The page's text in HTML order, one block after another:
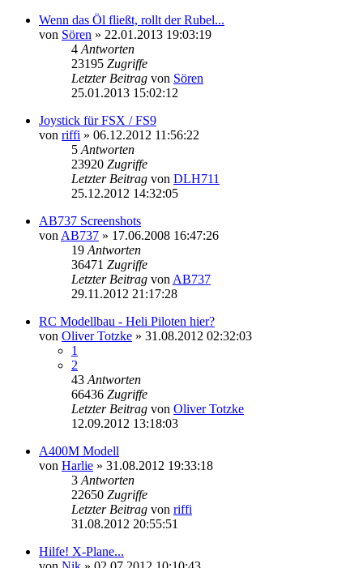
Wenn das Öl fließt, rollt der Rubel...
von Sören » 22.01.2013 19:03:19
4 Antworten
23195 Zugriffe
Letzter Beitrag von Sören
25.01.2013 15:02:12
Joystick für FSX / FS9
von riffi » 06.12.2012 11:56:22
5 Antworten
23920 Zugriffe
Letzter Beitrag von DLH711
25.12.2012 14:32:05
AB737 Screenshots
von AB737 » 17.06.2008 16:47:26
19 Antworten
36471 Zugriffe
Letzter Beitrag von AB737
29.11.2012 21:17:28
RC Modellbau - Heli Piloten hier?
von Oliver Totzke » 31.08.2012 02:32:03
1
2
43 Antworten
66436 Zugriffe
Letzter Beitrag von Oliver Totzke
12.09.2012 13:18:03
A400M Modell
von Harlie » 31.08.2012 19:33:18
3 Antworten
22650 Zugriffe
Letzter Beitrag von riffi
31.08.2012 20:55:51
Hilfe! X-Plane...